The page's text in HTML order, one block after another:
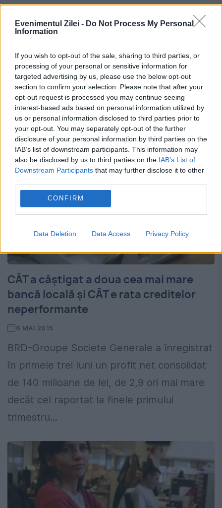
Evenimentul Zilei - Do Not Process My Personal
Information
If you wish to opt-out of the sale, sharing to third parties, or
processing of your personal or sensitive information for
targeted advertising by us, please use the below opt-out
section to confirm your selection. Please note that after your
opt-out request is processed you may continue seeing
interest-based ads based on personal information utilized by
us or personal information disclosed to third parties prior to
your opt-out. You may separately opt-out of the further
disclosure of your personal information by third parties on the
IAB’s list of downstream participants. This information may
also be disclosed by us to third parties on the IAB’s List of
Downstream Participants that may further disclose it to other
CONFIRM
Data Deletion Data Access Privacy Policy
Rata de credite neperformante este încă
României.Majoritatea județelor se pot
„lăuda” cu un procent de circa 10% credite
neperformante din total împrumuturi, dar
există și...
CÂT a câștigat a doua cea mai mare
bancă locală și CÂT e rata creditelor
neperformante
6 MAI 2015
BRD-Groupe Societe Generale a înregistrat
în primele trei luni un profit net consolidat
de 140 milioane de lei, de 2,9 ori mai mare
decât cel raportat la finele primului
trimestru...